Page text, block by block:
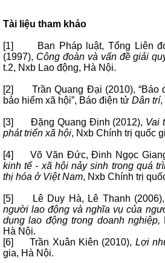
Tài liệu tham khảo
[1] Ban Pháp luật, Tổng Liên
(1997), Công đoàn và vấn đề giải
t.2, Nxb Lao động, Hà Nội.
[2] Trần Quang Đại (2010), “Báo
bảo hiểm xã hội”, Báo điện tử Dân trí,
[3] Đặng Quang Định (2012), Vai
phát triển xã hội, Nxb Chính trị quốc
[4] Võ Văn Đức, Đinh Ngọc
kinh tế - xã hội nảy sinh trong quá
thị hóa ở Việt Nam, Nxb Chính trị
[5] Lê Duy Hà, Lê Thanh
người lao động và nghĩa vụ của
dụng lao động trong doanh nghiệp,
Hà Nội.
[6] Trần Xuân Kiên (2010), Lợi
gia, Hà Nội.